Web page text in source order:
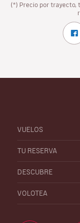
(*) Precio por trayecto,
VUELOS
TU RESERVA
DESCUBRE
VOLOTEA